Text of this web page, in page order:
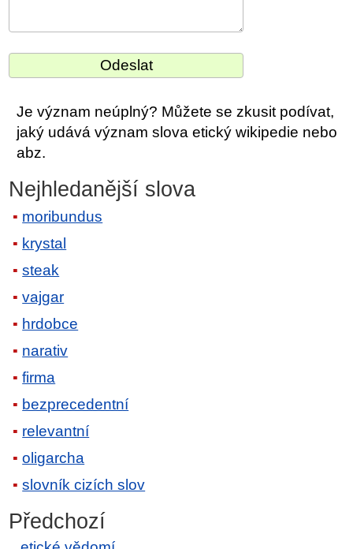
Je význam neúplný? Můžete se zkusit podívat,
jaký udává význam slova etický wikipedie nebo
abz.
Nejhledanější slova
moribundus
krystal
steak
vajgar
hrdobce
narativ
firma
bezprecedentní
relevantní
oligarcha
slovník cizích slov
Předchozí